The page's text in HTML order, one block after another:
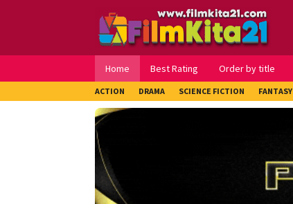
Home Best Rating Order by title
ACTION DRAMA SCIENCE FICTION FANTASY